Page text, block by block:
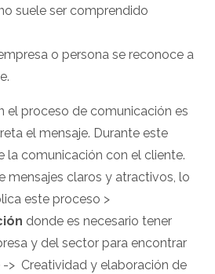
suele ser comprendido
o persona se reconoce a
el proceso de comunicación es
el mensaje. Durante este
la comunicación con el cliente.
mensajes claros y atractivos, lo
este proceso >
donde es necesario tener
y del sector para encontrar
> Creatividad y elaboración de